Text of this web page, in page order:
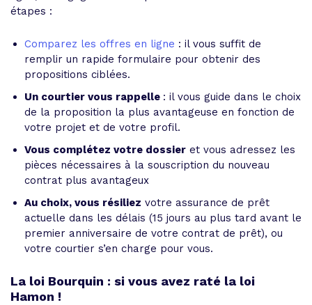
étapes :
Comparez les offres en ligne : il vous suffit de
remplir un rapide formulaire pour obtenir des
propositions ciblées.
Un courtier vous rappelle : il vous guide dans le choix
de la proposition la plus avantageuse en fonction de
votre projet et de votre profil.
Vous complétez votre dossier et vous adressez les
pièces nécessaires à la souscription du nouveau
contrat plus avantageux
Au choix, vous résiliez votre assurance de prêt
actuelle dans les délais (15 jours au plus tard avant le
premier anniversaire de votre contrat de prêt), ou
votre courtier s’en charge pour vous.
La loi Bourquin : si vous avez raté la loi
Hamon !